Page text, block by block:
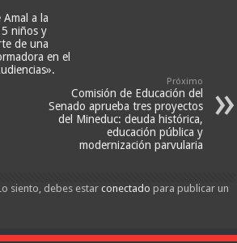
Amal a la
niños y
de una
en el
Próximo
Comisión de Educación del
Senado aprueba tres proyectos
del Mineduc: deuda histórica,
educación pública y
modernización parvularia
siento, debes estarconectado para publicar un